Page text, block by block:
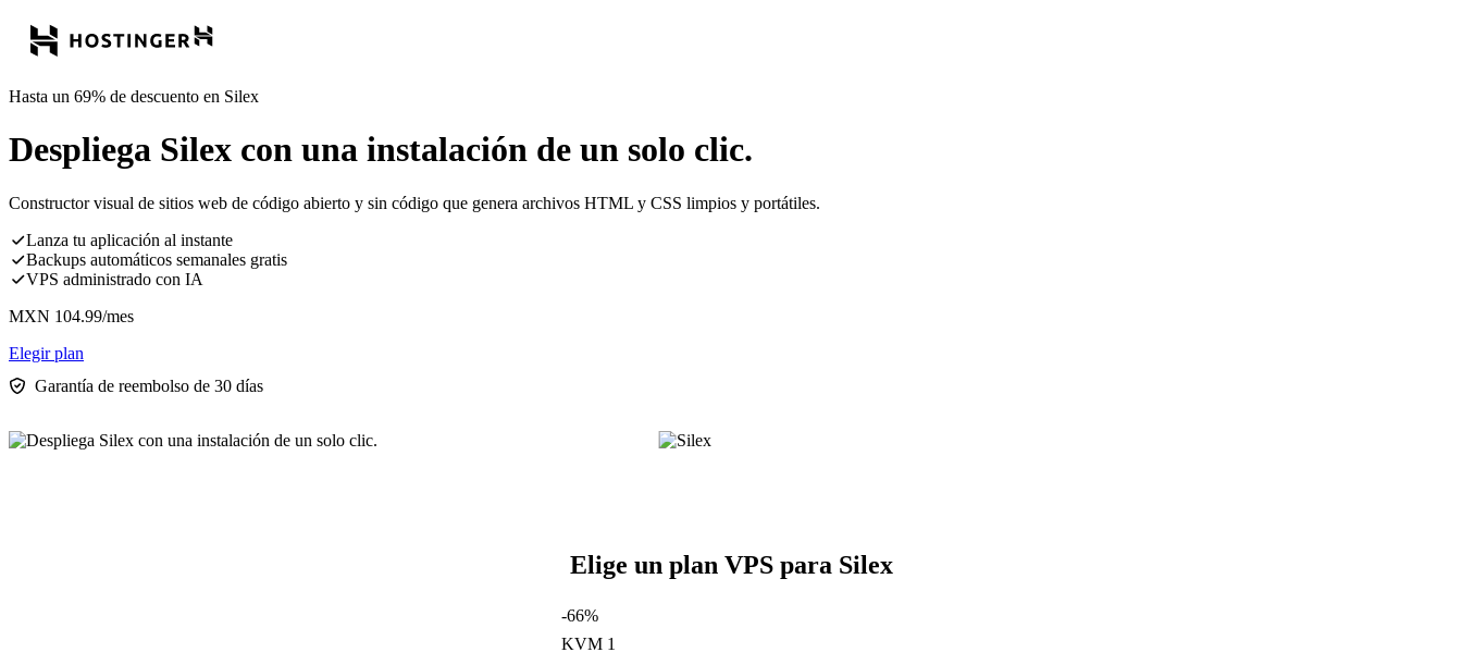
Hasta un 69% de descuento en Silex
Despliega Silex con una instalación de un solo clic.
Constructor visual de sitios web de código abierto y sin código que genera archivos HTML y CSS limpios y portátiles.
Lanza tu aplicación al instante
Backups automáticos semanales gratis
VPS administrado con IA
MXN 104.99/mes
Elegir plan
Garantía de reembolso de 30 días
Elige un plan VPS para Silex
-66%
KVM 1